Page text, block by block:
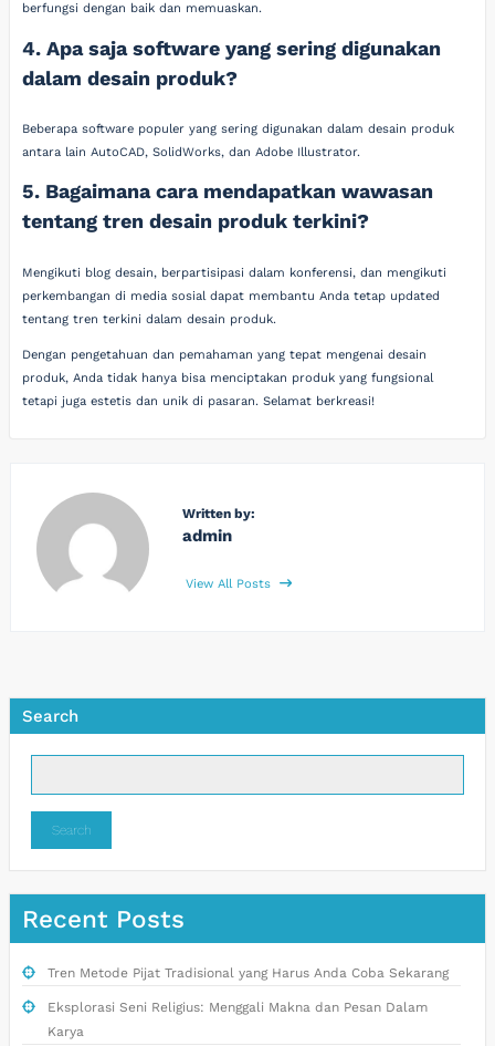
berfungsi dengan baik dan memuaskan.
4. Apa saja software yang sering digunakan
dalam desain produk?
Beberapa software populer yang sering digunakan dalam desain produk
antara lain AutoCAD, SolidWorks, dan Adobe Illustrator.
5. Bagaimana cara mendapatkan wawasan
tentang tren desain produk terkini?
Mengikuti blog desain, berpartisipasi dalam konferensi, dan mengikuti
perkembangan di media sosial dapat membantu Anda tetap updated
tentang tren terkini dalam desain produk.
Dengan pengetahuan dan pemahaman yang tepat mengenai desain
produk, Anda tidak hanya bisa menciptakan produk yang fungsional
tetapi juga estetis dan unik di pasaran. Selamat berkreasi!
Written by:
admin
View All Posts
Search
Search
Recent Posts
Tren Metode Pijat Tradisional yang Harus Anda Coba Sekarang
Eksplorasi Seni Religius: Menggali Makna dan Pesan Dalam
Karya